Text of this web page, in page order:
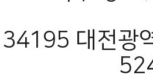
34195 대전광